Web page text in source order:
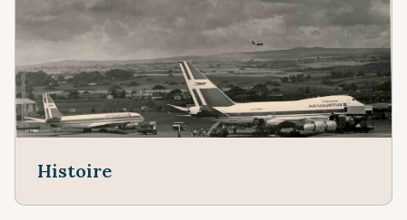
Histoire